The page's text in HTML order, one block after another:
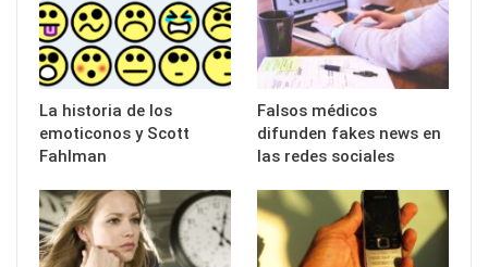
La historia de los
emoticonos y Scott
Fahlman
Falsos médicos
difunden fakes news en
las redes sociales